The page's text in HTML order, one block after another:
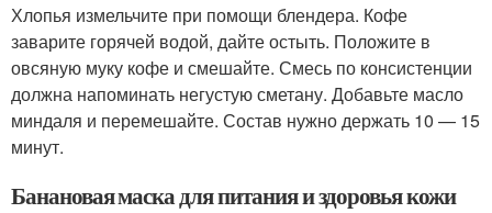
Хлопья измельчите при помощи блендера. Кофе
заварите горячей водой, дайте остыть. Положите в
овсяную муку кофе и смешайте. Смесь по консистенции
должна напоминать негустую сметану. Добавьте масло
миндаля и перемешайте. Состав нужно держать 10 — 15
минут.
Банановая маска для питания и здоровья кожи